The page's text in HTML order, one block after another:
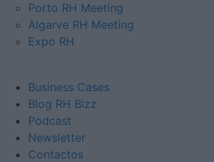
Porto RH Meeting
Algarve RH Meeting
Expo RH
Business Cases
Blog RH Bizz
Podcast
Newsletter
Contactos